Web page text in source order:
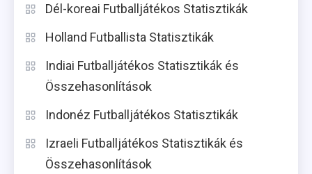
Dél-koreai Futballjátékos Statisztikák
Holland Futballista Statisztikák
Indiai Futballjátékos Statisztikák és
Összehasonlítások
Indonéz Futballjátékos Statisztikák
Izraeli Futballjátékos Statisztikák és
Összehasonlítások